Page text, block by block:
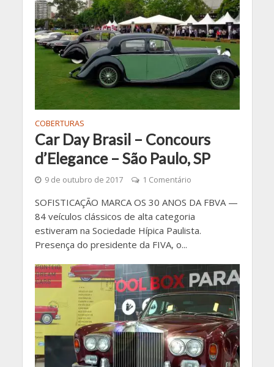
COBERTURAS
Car Day Brasil – Concours
d’Elegance – São Paulo, SP
9 de outubro de 2017 1 Comentário
SOFISTICAÇÃO MARCA OS 30 ANOS DA FBVA —
84 veículos clássicos de alta categoria
estiveram na Sociedade Hípica Paulista.
Presença do presidente da FIVA, o...